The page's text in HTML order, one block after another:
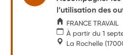
l’utilisation des
FRANCE TRAVAIL
À partir du 1
La Rochelle